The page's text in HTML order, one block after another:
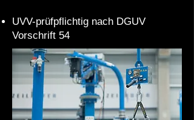
UVV-prüfpflichtig nach DGUV
Vorschrift 54